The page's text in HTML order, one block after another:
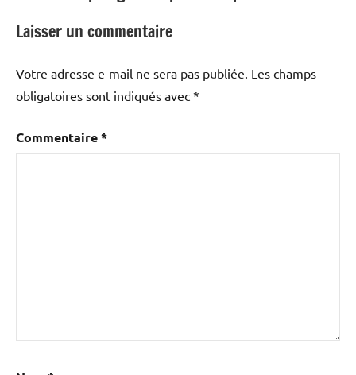
Laisser un commentaire
Votre adresse e-mail ne sera pas publiée. Les champs
obligatoires sont indiqués avec *
Commentaire*